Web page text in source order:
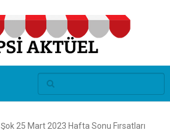
Şok 25 Mart 2023 Hafta Sonu Fırsatları